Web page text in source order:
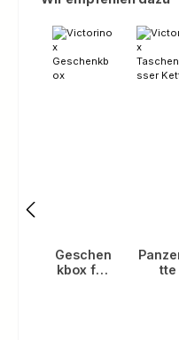
Geschen
kbox für
tte